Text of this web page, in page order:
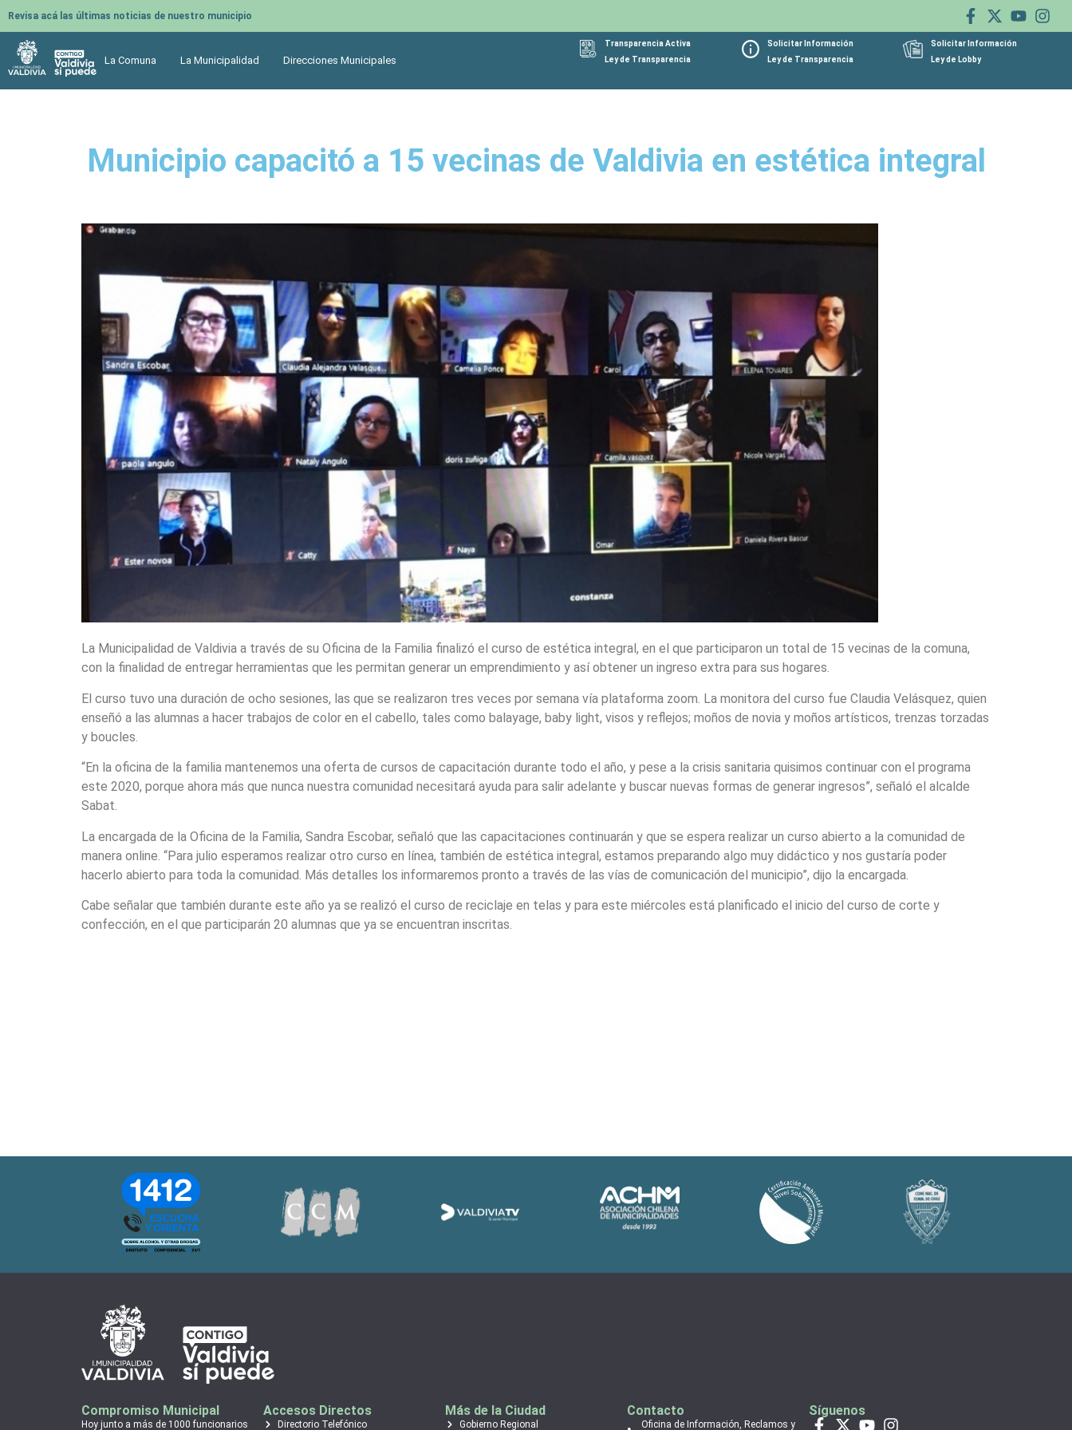
Revisa acá las últimas noticias de nuestro municipio
La Comuna La Municipalidad Direcciones Municipales
Transparencia Activa
Ley de Transparencia
Solicitar Información
Ley de Transparencia
Solicitar Información
Ley de Lobby
Municipio capacitó a 15 vecinas de Valdivia en estética integral
La Municipalidad de Valdivia a través de su Oficina de la Familia finalizó el curso de estética integral, en el que participaron un total de 15 vecinas de la comuna,
con la finalidad de entregar herramientas que les permitan generar un emprendimiento y así obtener un ingreso extra para sus hogares.
El curso tuvo una duración de ocho sesiones, las que se realizaron tres veces por semana vía plataforma zoom. La monitora del curso fue Claudia Velásquez, quien
enseñó a las alumnas a hacer trabajos de color en el cabello, tales como balayage, baby light, visos y reflejos; moños de novia y moños artísticos, trenzas torzadas
y boucles.
“En la oficina de la familia mantenemos una oferta de cursos de capacitación durante todo el año, y pese a la crisis sanitaria quisimos continuar con el programa
este 2020, porque ahora más que nunca nuestra comunidad necesitará ayuda para salir adelante y buscar nuevas formas de generar ingresos”, señaló el alcalde
Sabat.
La encargada de la Oficina de la Familia, Sandra Escobar, señaló que las capacitaciones continuarán y que se espera realizar un curso abierto a la comunidad de
manera online. “Para julio esperamos realizar otro curso en línea, también de estética integral, estamos preparando algo muy didáctico y nos gustaría poder
hacerlo abierto para toda la comunidad. Más detalles los informaremos pronto a través de las vías de comunicación del municipio”, dijo la encargada.
Cabe señalar que también durante este año ya se realizó el curso de reciclaje en telas y para este miércoles está planificado el inicio del curso de corte y
confección, en el que participarán 20 alumnas que ya se encuentran inscritas.
Compromiso Municipal
Hoy junto a más de 1000 funcionarios
Accesos Directos
Directorio Telefónico
Más de la Ciudad
Gobierno Regional
Contacto
Oficina de Información, Reclamos y
Síguenos